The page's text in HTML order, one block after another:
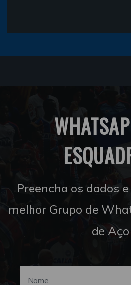
Preencha os dados
melhor Grupo de
de Aço